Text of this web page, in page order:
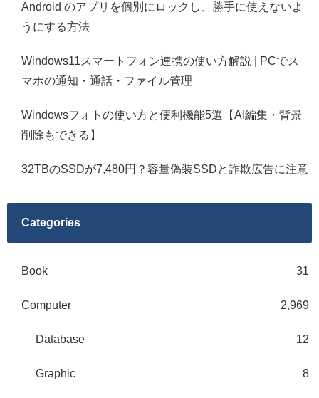
Android のアプリを個別にロックし、勝手に使えないよ
うにする方法
Windows11スマートフォン連携の使い方解説 | PCでス
マホの通知・通話・ファイル管理
Windowsフォトの使い方と便利機能5選【AI編集・背景
削除もできる】
32TBのSSDが7,480円？容量偽装SSDと詐欺広告に注意
Categories
Book 31
Computer 2,969
Database 12
Graphic 8